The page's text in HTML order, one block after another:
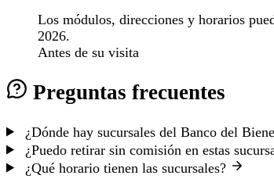
Los módulos, direcciones y horarios
2026.
Antes de su visita
Preguntas frecuentes
¿Dónde hay sucursales del Banco del
¿Puedo retirar sin comisión en estas
¿Qué horario tienen las sucursales?